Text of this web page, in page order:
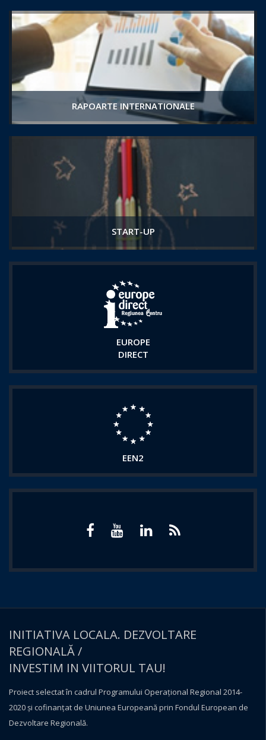
RAPOARTE INTERNATIONALE
START-UP
EUROPE
DIRECT
EEN2
INITIATIVA LOCALA. DEZVOLTARE
REGIONALĂ /
INVESTIM IN VIITORUL TAU!
Proiect selectat în cadrul Programului Operațional Regional 2014-
2020 și cofinanțat de Uniunea Europeană prin Fondul European de
Dezvoltare Regională.